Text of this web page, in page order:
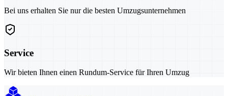
Bei uns erhalten Sie nur die besten Umzugsunternehmen
Service
Wir bieten Ihnen einen Rundum-Service für Ihren Umzug